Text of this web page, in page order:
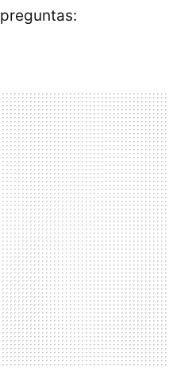
preguntas: